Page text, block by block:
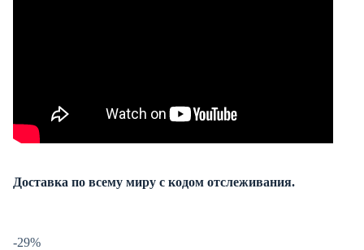
Доставка по всему миру с кодом отслеживания.
-29%